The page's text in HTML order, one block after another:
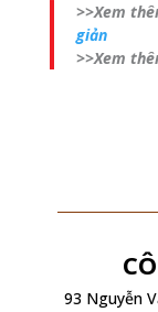
>>Xem
giản
>>Xem
93 Nguyễn